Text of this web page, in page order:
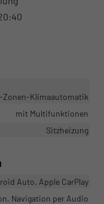
Zonen-Klimaautomatik
mit Multifunktionen
Sitzheizung
Auto, Apple CarPlay
Navigation per Audio